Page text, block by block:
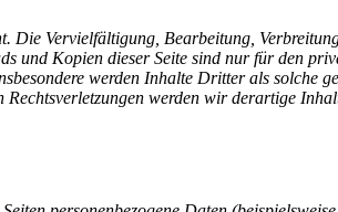
Die Vervielfältigung, Bearbeitung,
und Kopien dieser Seite sind nur für den
werden Inhalte Dritter als solche
werden wir derartige